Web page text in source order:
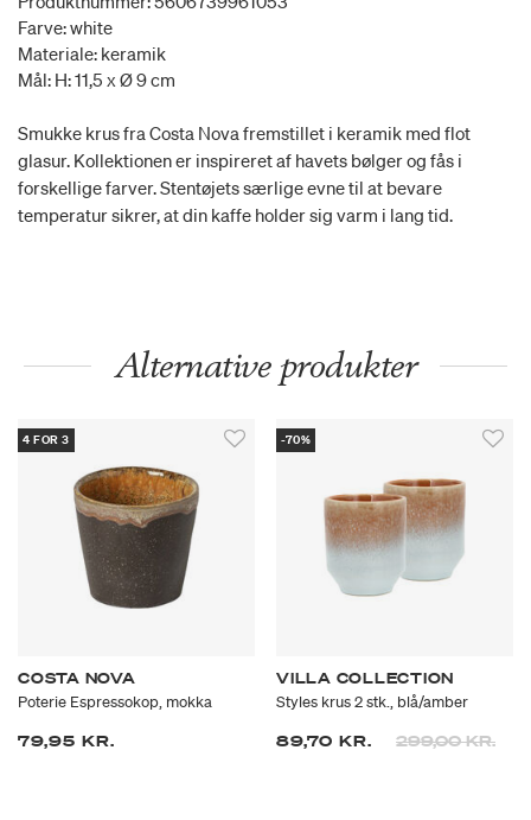
Farve: white
Materiale: keramik
Mål: H: 11,5 x Ø 9 cm
Smukke krus fra Costa Nova fremstillet i keramik med flot
glasur. Kollektionen er inspireret af havets bølger og fås i
forskellige farver. Stentøjets særlige evne til at bevare
temperatur sikrer, at din kaffe holder sig varm i lang tid.
Alternative produkter
4 FOR 3
COSTA NOVA
Poterie Espressokop, mokka
79,95 KR.
-70%
VILLA COLLECTION
Styles krus 2 stk., blå/amber
89,70 KR.
Prisen er
299,00 KR.til